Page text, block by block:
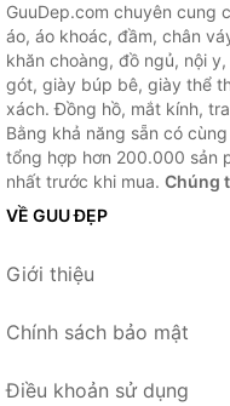
GuuDep.com chuyên cung
áo, áo khoác, đầm, chân
khăn choàng, đồ ngủ, nội
gót, giày búp bê, giày thể
xách. Đồng hồ, mắt kính,
Bằng khả năng sẵn có
tổng hợp hơn 200.000 sản
nhất trước khi mua. Chúng
VỀ GUU ĐẸP
Giới thiệu
Chính sách bảo mật
Điều khoản sử dụng